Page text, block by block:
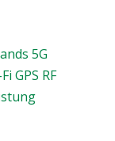
5G
GPS RF